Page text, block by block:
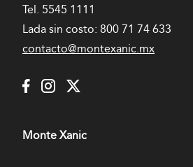
Tel. 5545 1111
Lada sin costo: 800 71 74 633
contacto@montexanic.mx
Monte Xanic